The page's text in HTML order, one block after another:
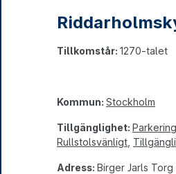
Tillkomstår: 1270-talet
Kommun: Stockholm
Tillgänglighet:
Rullstolsvänligt
Adress: Birger Jarls Torg